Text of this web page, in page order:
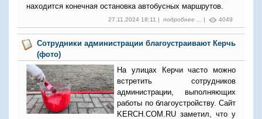
находится конечная остановка автобусных маршрутов.
27.11.2024 18:11 | подробнее ... | 4049
Сотрудники администрации благоустраивают Керчь
(фото)
На улицах Керчи часто можно
встретить сотрудников
администрации, выполняющих
работы по благоустройству. Сайт
KERCH.COM.RU заметил, что у